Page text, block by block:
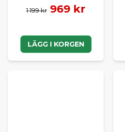
1 199 kr 969 kr
LÄGG I KORGEN